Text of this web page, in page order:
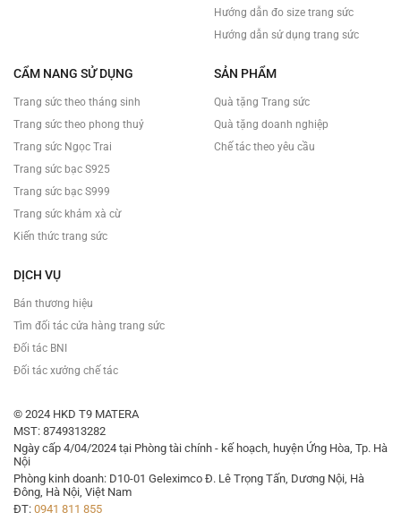
Hướng dẫn đo size trang sức
Hướng dẫn sử dụng trang sức
CẨM NANG SỬ DỤNG
Trang sức theo tháng sinh
Trang sức theo phong thuỷ
Trang sức Ngọc Trai
Trang sức bạc S925
Trang sức bạc S999
Trang sức khảm xà cừ
Kiến thức trang sức
SẢN PHẨM
Quà tặng Trang sức
Quà tặng doanh nghiệp
Chế tác theo yêu cầu
DỊCH VỤ
Bán thương hiệu
Tìm đối tác cửa hàng trang sức
Đối tác BNI
Đối tác xưởng chế tác
© 2024 HKD T9 MATERA
MST: 8749313282
Ngày cấp 4/04/2024 tại Phòng tài chính - kế hoạch, huyện Ứng Hòa, Tp. Hà
Nội
Phòng kinh doanh: D10-01 Geleximco Đ. Lê Trọng Tấn, Dương Nội, Hà
Đông, Hà Nội, Việt Nam
ĐT: 0941 811 855